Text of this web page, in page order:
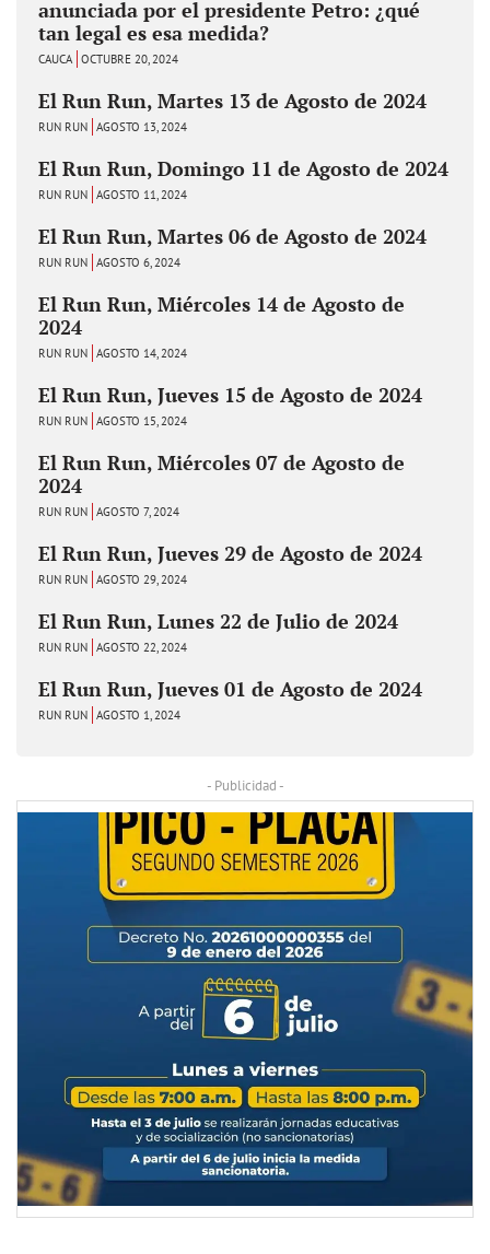
anunciada por el presidente Petro: ¿qué
tan legal es esa medida?
CAUCA OCTUBRE 20, 2024
El Run Run, Martes 13 de Agosto de 2024
RUN RUN AGOSTO 13, 2024
El Run Run, Domingo 11 de Agosto de 2024
RUN RUN AGOSTO 11, 2024
El Run Run, Martes 06 de Agosto de 2024
RUN RUN AGOSTO 6, 2024
El Run Run, Miércoles 14 de Agosto de
2024
RUN RUN AGOSTO 14, 2024
El Run Run, Jueves 15 de Agosto de 2024
RUN RUN AGOSTO 15, 2024
El Run Run, Miércoles 07 de Agosto de
2024
RUN RUN AGOSTO 7, 2024
El Run Run, Jueves 29 de Agosto de 2024
RUN RUN AGOSTO 29, 2024
El Run Run, Lunes 22 de Julio de 2024
RUN RUN AGOSTO 22, 2024
El Run Run, Jueves 01 de Agosto de 2024
RUN RUN AGOSTO 1, 2024
- Publicidad -